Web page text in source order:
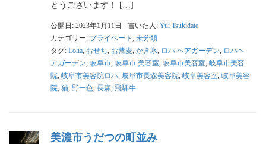
とうございます！ […]
公開日: 2023年1月11日 書いた人: Yui Tsukidate
カテゴリー: プライベート
未分類
タグ: Loha おせち お蕎麦 かき氷 ロハ ヘアガーデン
ロハヘ
アガーデン 岐阜市 岐阜市 美容室 岐阜市美容室 岐阜市美容
院 岐阜市美容院ロハ 岐阜市長森美容院 岐阜美容室 岐阜美容
院 猫 野一色 長森 飛騨牛
美濃市うだつの町並み